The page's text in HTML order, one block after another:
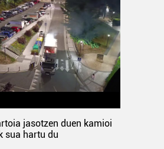
jasotzen duen kamioi
sua hartu du